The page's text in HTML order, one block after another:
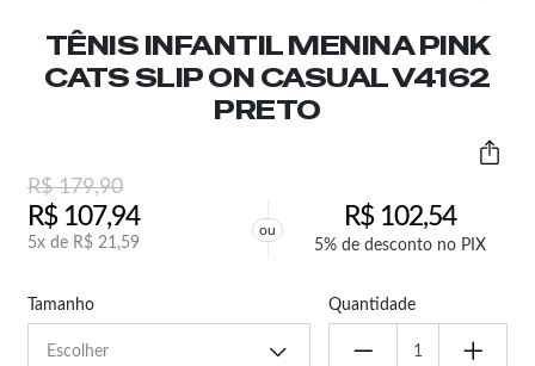
TÊNIS INFANTIL MENINA PINK
CATS SLIP ON CASUAL V4162
PRETO
R$179,90
R$107,94
5x de R$ 21,59
ou R$102,54
5% de desconto no PIX
Tamanho Quantidade